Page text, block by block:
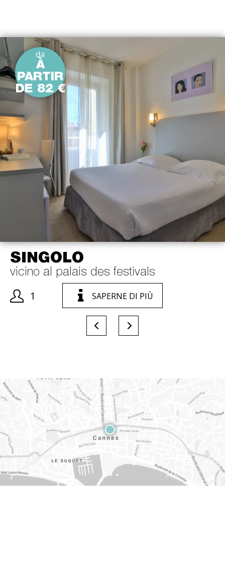
SINGOLO
vicino al palais des festivals
1 13m²
SAPERNE DI PIÙ
da
À
PARTIR
DE 82 €